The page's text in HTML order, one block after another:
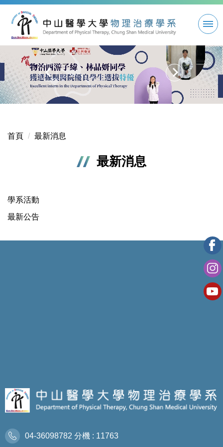
到
要
容
區
首頁 最新消息
最新消息
學系活動
最新公告
04-36098782 分機 : 11763